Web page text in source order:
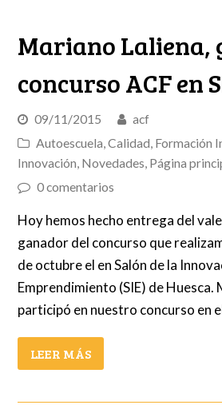
Mariano Laliena,
concurso ACF en
09/11/2015
acf
Autoescuela,Calidad, Formación
Innovación, Novedades, Página
0 comentarios
Hoy hemos hecho entrega del
ganador del concurso que
de octubre el en Salón de la
Emprendimiento (SIE) de Huesca.
participó en nuestro concurso en
LEER MÁS